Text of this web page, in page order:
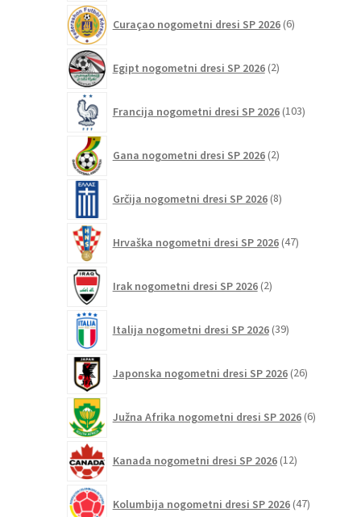
Curaçao nogometni dresi SP 2026 6izdelkov
Egipt nogometni dresi SP 2026 2izdelka
Francija nogometni dresi SP 2026 103izdelki
Gana nogometni dresi SP 2026 2izdelka
Grčija nogometni dresi SP 2026 8izdelkov
Hrvaška nogometni dresi SP 2026 47izdelkov
Irak nogometni dresi SP 2026 2izdelka
Italija nogometni dresi SP 2026 39izdelkov
Japonska nogometni dresi SP 2026 26izdelkov
Južna Afrika nogometni dresi SP 2026 6izdelkov
Kanada nogometni dresi SP 2026 12izdelkov
Kolumbija nogometni dresi SP 2026 47izdelkov